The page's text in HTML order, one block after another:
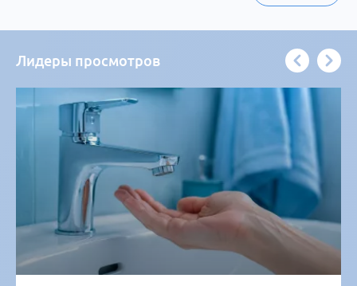
Лидеры просмотров